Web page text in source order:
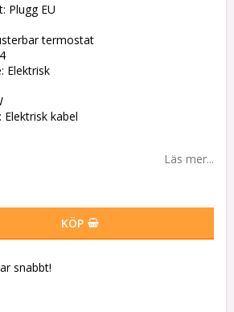
Plugg EU
termostat
Elektrisk
kabel
Läs mer...
KÖP
snabbt!